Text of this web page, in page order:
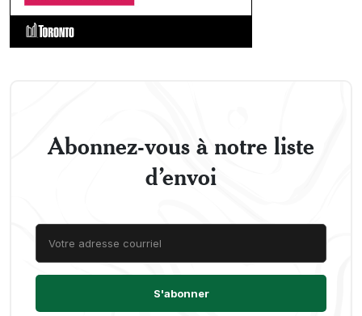
Abonnez-vous à notre liste
d’envoi